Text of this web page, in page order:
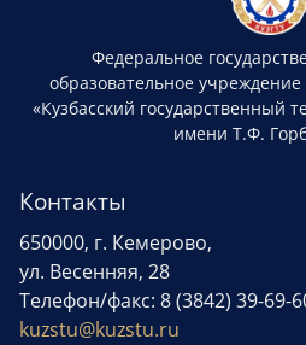
Федеральное
образовательное
«Кузбасский государственный
имени Т.Ф.
Контакты
650000, г. Кемерово,
ул. Весенняя, 28
Телефон/факс: 8 (3842) 39-69-
kuzstu@kuzstu.ru